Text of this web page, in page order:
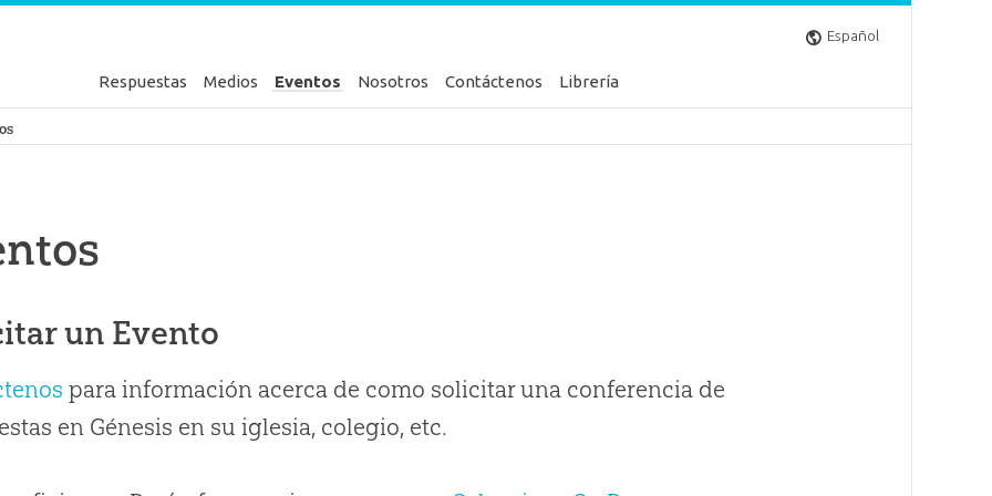
Español
Respuestas Medios Eventos Nosotros Contáctenos Librería
Génesis
un Evento
para información acerca de como solicitar una conferencia de
en Génesis en su iglesia, colegio, etc.